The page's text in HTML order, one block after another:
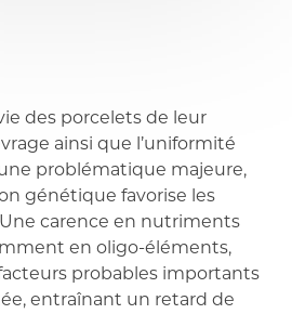
des porcelets de leur
ainsi que l’uniformité
problématique majeure,
génétique favorise les
Une carence en nutriments
en oligo-éléments,
probables importants
entraînant un retard de